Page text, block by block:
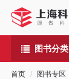
图书分类
首页 图书专区